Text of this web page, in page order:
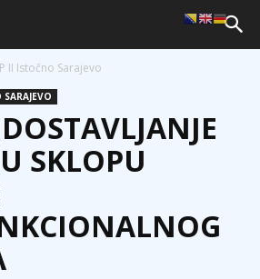
II Istočno Sarajevo
SKLOPU